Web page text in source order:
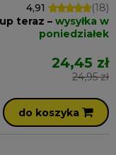
4,91
(18)
teraz – wysyłka w
poniedziałek
24,45 zł
24,95 zł
do koszyka